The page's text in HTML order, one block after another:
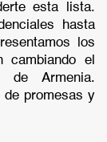
esta lista.
hasta
los
cambiando el
de Armenia.
de promesas y